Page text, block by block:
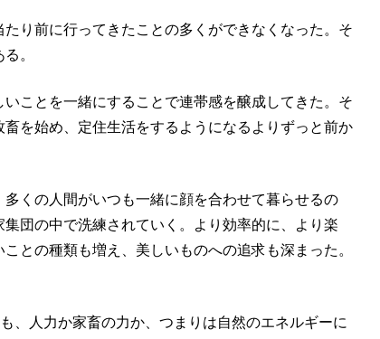
り前に行ってきたことの多くができなくなった。そ
。
ことを一緒にすることで連帯感を醸成してきた。そ
を始め、定住生活をするようになるよりずっと前か
くの人間がいつも一緒に顔を合わせて暮らせるの
団の中で洗練されていく。より効率的に、より楽
との種類も増え、美しいものへの追求も深まった。
、人力か家畜の力か、つまりは自然のエネルギーに